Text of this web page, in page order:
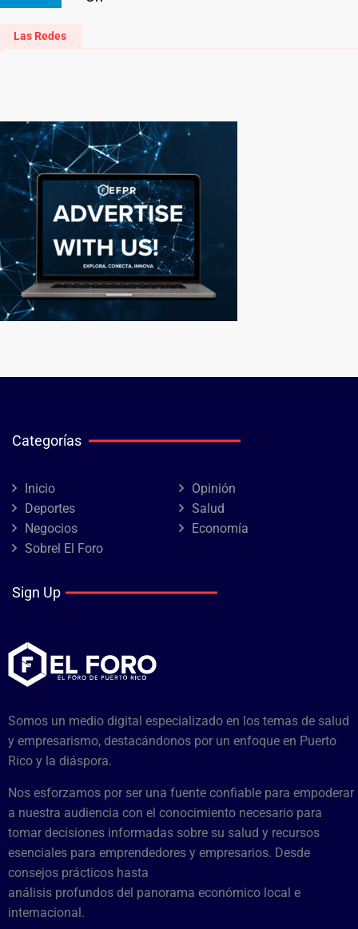
Las Redes
Categorías
Inicio
Opinión
Deportes
Salud
Negocios
Economía
Sobrel El Foro
Sign Up
Somos un medio digital especializado en los temas de salud
y empresarismo, destacándonos por un enfoque en Puerto
Rico y la diáspora.
Nos esforzamos por ser una fuente confiable para empoderar
a nuestra audiencia con el conocimiento necesario para
tomar decisiones informadas sobre su salud y recursos
esenciales para emprendedores y empresarios. Desde
consejos prácticos hasta
análisis profundos del panorama económico local e
internacional.